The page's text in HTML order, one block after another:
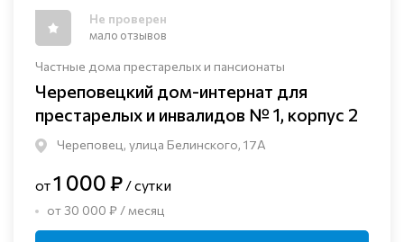
Частные дома престарелых и пансионаты
Череповецкий дом-интернат для
престарелых и инвалидов № 1, корпус 2
Череповец, улица Белинского, 17А
Не проверен
мало отзывов
от1 000 ₽ / сутки
от 30 000 ₽ / месяц